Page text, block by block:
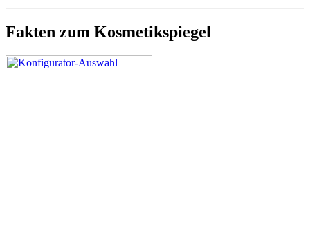
Fakten zum Kosmetikspiegel